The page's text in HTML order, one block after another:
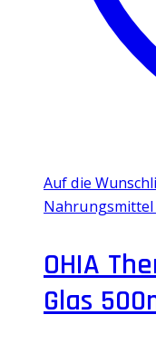
Auf die
OHIA
Glas